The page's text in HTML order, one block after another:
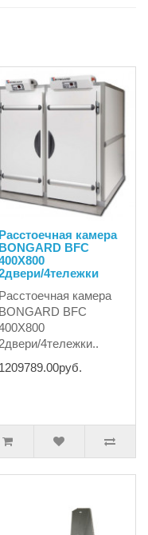
Расстоечная камера
BONGARD BFC
4тележки
Расстоечная камера
BONGARD BFC
2двери/4тележки..
1209789.00руб.